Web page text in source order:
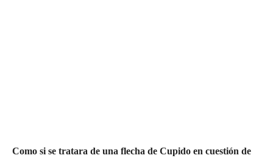
Como si se tratara de una flecha de Cupido en cuestión de